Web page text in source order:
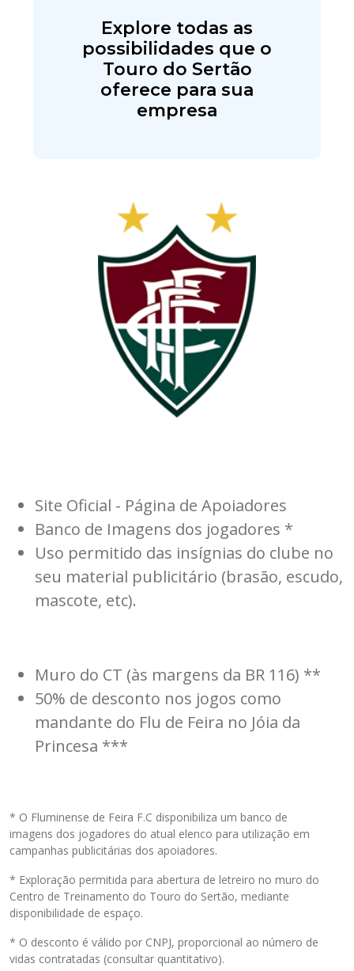
Explore todas as
possibilidades que o
Touro do Sertão
oferece para sua
empresa
Site Oficial - Página de Apoiadores
Banco de Imagens dos jogadores *
Uso permitido das insígnias do clube no
seu material publicitário (brasão, escudo,
mascote, etc).
Muro do CT (às margens da BR 116) **
50% de desconto nos jogos como
mandante do Flu de Feira no Jóia da
Princesa ***
* O Fluminense de Feira F.C disponibiliza um banco de
imagens dos jogadores do atual elenco para utilização em
campanhas publicitárias dos apoiadores.
* Exploração permitida para abertura de letreiro no muro do
Centro de Treinamento do Touro do Sertão, mediante
disponibilidade de espaço.
* O desconto é válido por CNPJ, proporcional ao número de
vidas contratadas (consultar quantitativo).